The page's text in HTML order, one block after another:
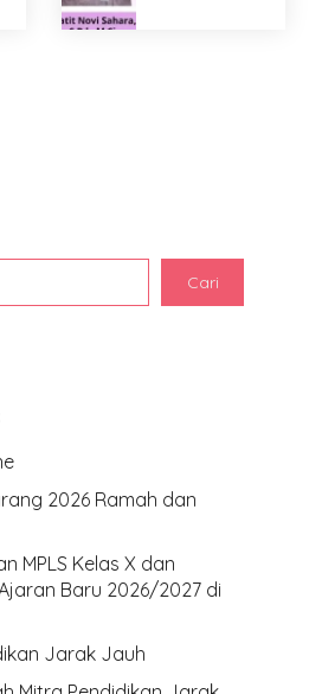
Cari
2026 Ramah dan
MPLS Kelas X dan
Baru 2026/2027 di
Jarak Jauh